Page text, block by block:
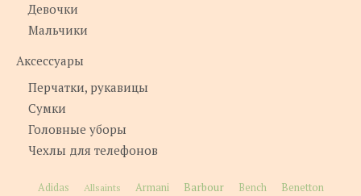
Девочки
Мальчики
Аксессуары
Перчатки, рукавицы
Сумки
Головные уборы
Чехлы для телефонов
Adidas Allsaints Armani Barbour Bench Benetton